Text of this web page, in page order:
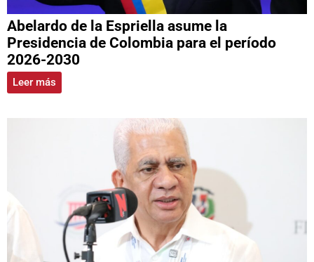
Abelardo de la Espriella asume la
Presidencia de Colombia para el período
2026-2030
Leer más